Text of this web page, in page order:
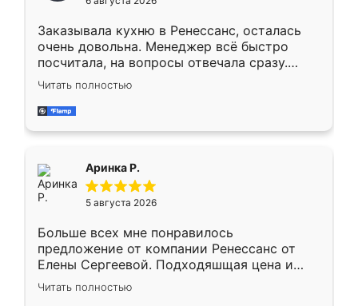
мебели буду заказывать только здесь.
Заказывала кухню в Ренессанс, осталась
очень довольна. Менеджер всё быстро
посчитала, на вопросы отвечала сразу.
Замерщик приехал в субботу, подошёл к
делу со всей ответственностью. Собрали
за день, ребята работали аккуратно, даже
Читать полностью
Аринка Р.
5 августа 2026
Больше всех мне понравилось
предложение от компании Ренессанс от
Елены Сергеевой. Подходяшщая цена и
короткие сроки изготовления. Приехавший
для замера сотрудник Владислав
Читать полностью